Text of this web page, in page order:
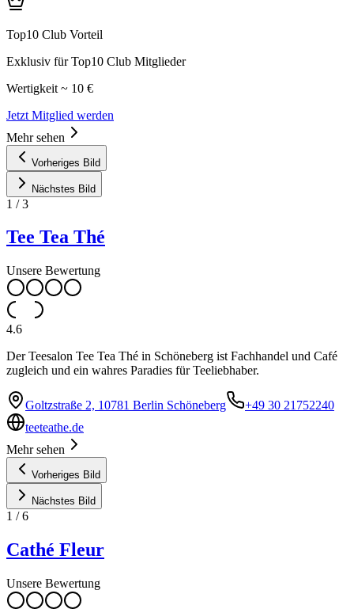
Top10 Club Vorteil
Exklusiv für Top10 Club Mitglieder
Wertigkeit ~ 10 €
Jetzt Mitglied werden
Mehr sehen
Vorheriges Bild
Nächstes Bild
1 /3
Tee Tea Thé
Unsere Bewertung
4.6
Der Teesalon Tee Tea Thé in Schöneberg ist Fachhandel und Café
zugleich und ein wahres Paradies für Teeliebhaber.
Goltzstraße 2, 10781 Berlin Schöneberg
+49 30 21752240
teeteathe.de
Mehr sehen
Vorheriges Bild
Nächstes Bild
1 /6
Cathé Fleur
Unsere Bewertung